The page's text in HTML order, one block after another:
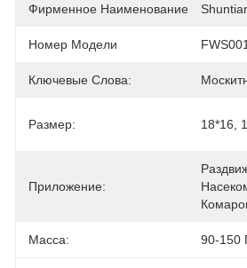
Фирменное Наименование
Номер Модели FWS001
Ключевые Слова:
Размер: 18*16,
Приложение:
Масса: 90-150